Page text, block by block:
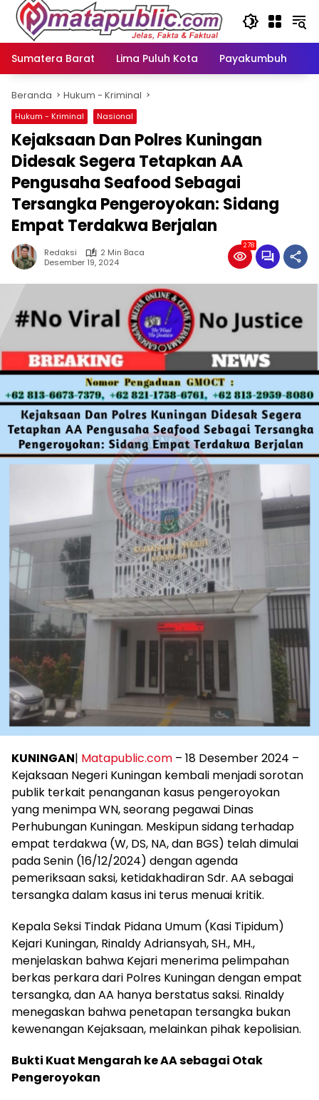
Langsung
konten
Sumatera Barat
Lima Puluh Kota Payakumbuh
Beranda Hukum - Kriminal
Hukum - Kriminal Nasional
Kejaksaan Dan Polres Kuningan
Didesak Segera Tetapkan AA
Pengusaha Seafood Sebagai
Tersangka Pengeroyokan: Sidang
Empat Terdakwa Berjalan
Redaksi
2 Min Baca
Desember 19, 2024
278
KUNINGAN| Matapublic.com – 18 Desember 2024 –
Kejaksaan Negeri Kuningan kembali menjadi sorotan
publik terkait penanganan kasus pengeroyokan
yang menimpa WN, seorang pegawai Dinas
Perhubungan Kuningan. Meskipun sidang terhadap
empat terdakwa (W, DS, NA, dan BGS) telah dimulai
pada Senin (16/12/2024) dengan agenda
pemeriksaan saksi, ketidakhadiran Sdr. AA sebagai
tersangka dalam kasus ini terus menuai kritik.
Kepala Seksi Tindak Pidana Umum (Kasi Tipidum)
Kejari Kuningan, Rinaldy Adriansyah, SH., MH.,
menjelaskan bahwa Kejari menerima pelimpahan
berkas perkara dari Polres Kuningan dengan empat
tersangka, dan AA hanya berstatus saksi. Rinaldy
menegaskan bahwa penetapan tersangka bukan
kewenangan Kejaksaan, melainkan pihak kepolisian.
Bukti Kuat Mengarah ke AA sebagai Otak
Pengeroyokan